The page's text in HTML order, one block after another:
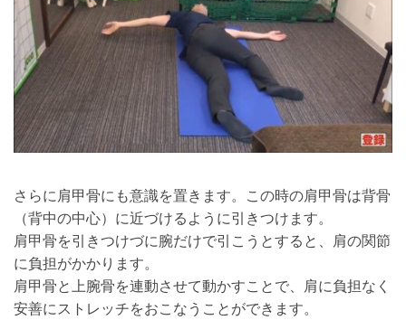
さらに肩甲骨にも意識を置きます。この時の肩甲骨は背骨
（背中の中心）に近づけるように引きつけます。
肩甲骨を引きつけづに腕だけで引こうとすると、肩の関節
に負担がかかります。
肩甲骨と上腕骨を連動させて動かすことで、肩に負担なく
安善にストレッチをおこなうことができます。